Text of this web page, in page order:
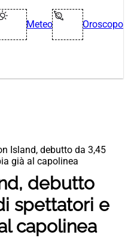
Meteo Oroscopo
Island, debutto da 3,45
già al capolinea
debutto
spettatori e
capolinea